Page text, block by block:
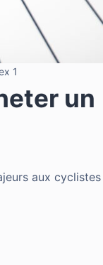
1
un
aux cyclistes